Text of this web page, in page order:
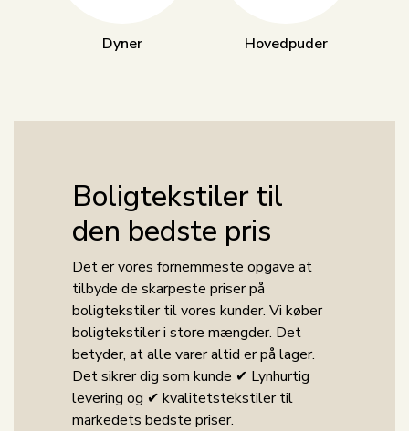
Dyner Hovedpuder
Boligtekstiler til
den bedste pris
Det er vores fornemmeste opgave at
tilbyde de skarpeste priser på
boligtekstiler til vores kunder. Vi køber
boligtekstiler i store mængder. Det
betyder, at alle varer altid er på lager.
Det sikrer dig som kunde ✔ Lynhurtig
levering og ✔ kvalitetstekstiler til
markedets bedste priser.